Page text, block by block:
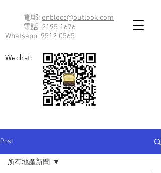
電郵: enblocc@outlook.com
電話: 2195 1676
Whatsapp: 9512 0565
Wechat:
Post
所有地產新聞